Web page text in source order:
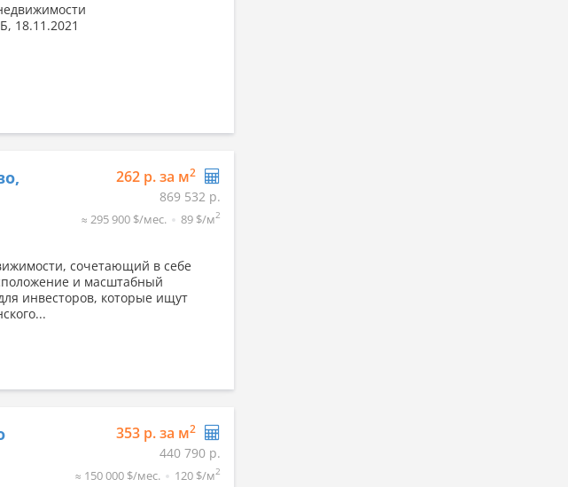
18.11.2021
262 р. за м2
869 532 р.
≈ 295 900 $/мес. 89 $/м2
сочетающий в себе
и масштабный
инвесторов, которые ищут
353 р. за м2
440 790 р.
≈ 150 000 $/мес. 120 $/м2